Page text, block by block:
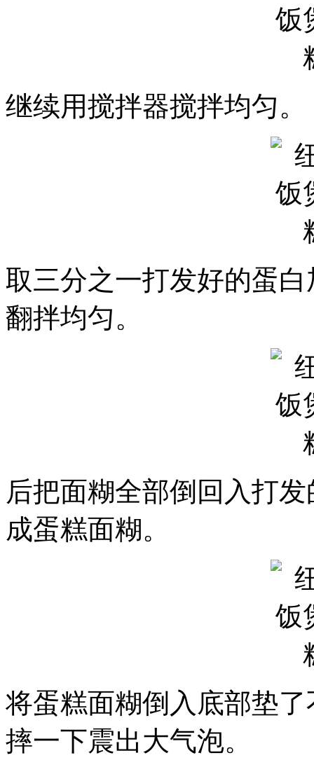
继续用搅拌器搅拌均匀。
取三分之一打发好的蛋
翻拌均匀。
后把面糊全部倒回入打
成蛋糕面糊。
将蛋糕面糊倒入底部垫
摔一下震出大气泡。